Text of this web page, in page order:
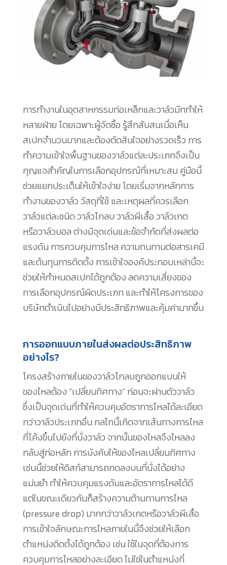
การทำงานในอุตสาหกรรมท่อเหล็กและวาล์วมักทำให้
หลายฝ่าย โดยเฉพาะผู้จัดซื้อ รู้สึกสับสนเมื่อเห็น
สเปกจำนวนมากและต้องตัดสินใจอย่างรวดเร็ว การ
ทำความเข้าใจพื้นฐานของวาล์วแต่ละประเภทจึงเป็น
กุญแจสำคัญในการเลือกอุปกรณ์ที่เหมาะสม คู่มือนี้
ช่วยแยกประเด็นให้เข้าใจง่าย โดยเริ่มจากหลักการ
ทำงานของวาล์ว วัสดุที่ใช้ และเหตุผลที่ควรเลือก
วาล์วแต่ละชนิด วาล์วโกลบ วาล์วผีเสื้อ วาล์วเกต
หรือวาล์วบอล ต่างมีจุดเด่นและข้อจำกัดที่ส่งผลต่อ
แรงดัน การควบคุมการไหล ความทนทานต่อสารเคมี
และต้นทุนการติดตั้ง การเข้าใจองค์ประกอบเหล่านี้จะ
ช่วยให้กำหนดสเปกได้ถูกต้อง ลดความเสี่ยงของ
การเลือกอุปกรณ์ผิดประเภท และทำให้โครงการของ
บริษัทดำเนินไปอย่างมีประสิทธิภาพและคุ้มค่ามากขึ้น
การออกแบบภายในส่งผลต่อประสิทธิภาพ
อย่างไร?
โครงสร้างภายในของวาล์วโกลบถูกออกแบบให้
ของไหลต้อง “เปลี่ยนทิศทาง” ก่อนจะผ่านตัววาล์ว
ซึ่งเป็นจุดเด่นที่ทำให้ควบคุมอัตราการไหลได้ละเอียด
กว่าวาล์วประเภทอื่น กลไกนี้เกิดจากเส้นทางการไหล
ที่โค้งขึ้นไปยังที่นั่งวาล์ว จากนั้นของไหลจึงไหลลง
กลับสู่ท่อหลัก การบังคับให้ของไหลเปลี่ยนทิศทาง
เช่นนี้ช่วยให้ดิสก์สามารถกดลงบนที่นั่งได้อย่าง
แม่นยำ ทำให้ควบคุมแรงดันและอัตราการไหลได้ดี
แต่ในขณะเดียวกันก็สร้างความต้านทานการไหล
(pressure drop) มากกว่าวาล์วเกตหรือวาล์วผีเสื้อ
การเข้าใจลักษณะการไหลภายในนี้จึงช่วยให้เลือก
ตำแหน่งติดตั้งได้ถูกต้อง เช่น ใช้ในจุดที่ต้องการ
ควบคุมการไหลอย่างละเอียด ไม่ใช่ในตำแหน่งที่